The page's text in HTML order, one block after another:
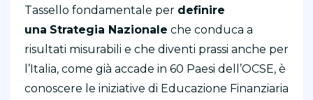
Tassello fondamentale per definire
una Strategia Nazionale che conduca a
risultati misurabili e che diventi prassi anche per
l’Italia, come già accade in 60 Paesi dell’OCSE, è
conoscere le iniziative di Educazione Finanziaria